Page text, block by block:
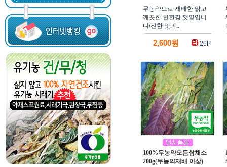
무농약으로 재배한 맑고
깨끗한 친환경 깻잎입니
다/진한 맛과..
2,600원 26P
100%무농약모듬쌈채소
200g(무농약재배 이상)